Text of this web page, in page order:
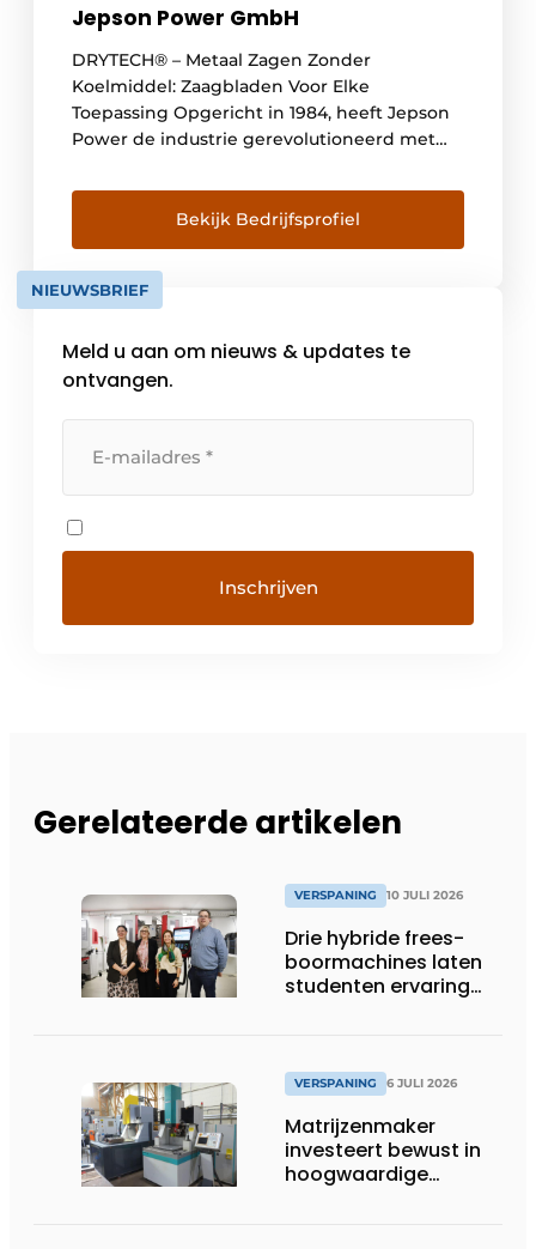
Jepson Power GmbH
DRYTECH® – Metaal Zagen Zonder
Koelmiddel: Zaagbladen Voor Elke
Toepassing Opgericht in 1984, heeft Jepson
Power de industrie gerevolutioneerd met
hoogwaardige zaagbladen biedt voor de
verwerking van metaal en composieten.
Door voortdurend te investeren in R&D is
het bedrijf een leider geworden in snel,
bramenvrij zagen zonder koelmiddel, met
Bekijk Bedrijfsprofiel
NIEUWSBRIEF
Meld u aan om nieuws & updates te
ontvangen.
Gerelateerde artikelen
VERSPANING 10 JULI 2026
Drie hybride frees-
boormachines laten
studenten ervaring
VERSPANING 6 JULI 2026
Matrijzenmaker
investeert bewust in
hoogwaardige